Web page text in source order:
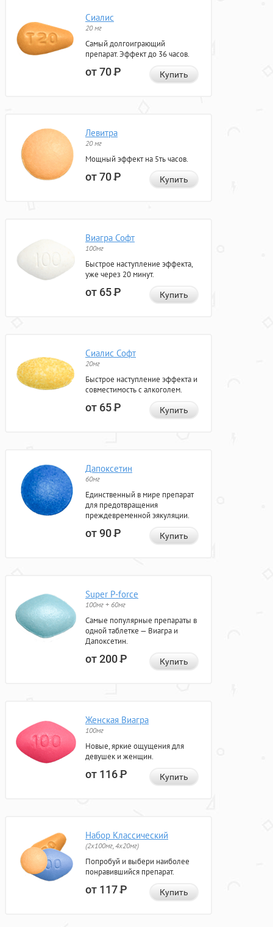
Сиалис
20 мг
Самый долгоиграющий
препарат. Эффект до 36 часов.
от 70Р Купить
Левитра
20 мг
Мощный эффект на 5ть часов.
от 70Р Купить
Виагра Софт
100мг
Быстрое наступление эффекта,
уже через 20 минут.
от 65Р Купить
Сиалис Софт
20мг
Быстрое наступление эффекта и
совместимость с алкоголем.
от 65Р Купить
Дапоксетин
60мг
Единственный в мире препарат
для предотвращения
преждевременной эякуляции.
от 90Р Купить
Super P-force
100мг + 60мг
Самые популярные препараты в
одной таблетке — Виагра и
Дапоксетин.
от 200Р Купить
Женская Виагра
100мг
Новые, яркие ощущения для
девушек и женщин.
от 116Р Купить
Набор Классический
(2x100мг, 4x20мг)
Попробуй и выбери наиболее
понравившийся препарат.
от 117Р Купить